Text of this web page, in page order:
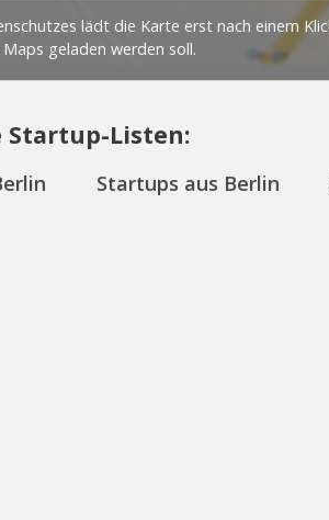
Startup-Listen:
Startups aus Berlin